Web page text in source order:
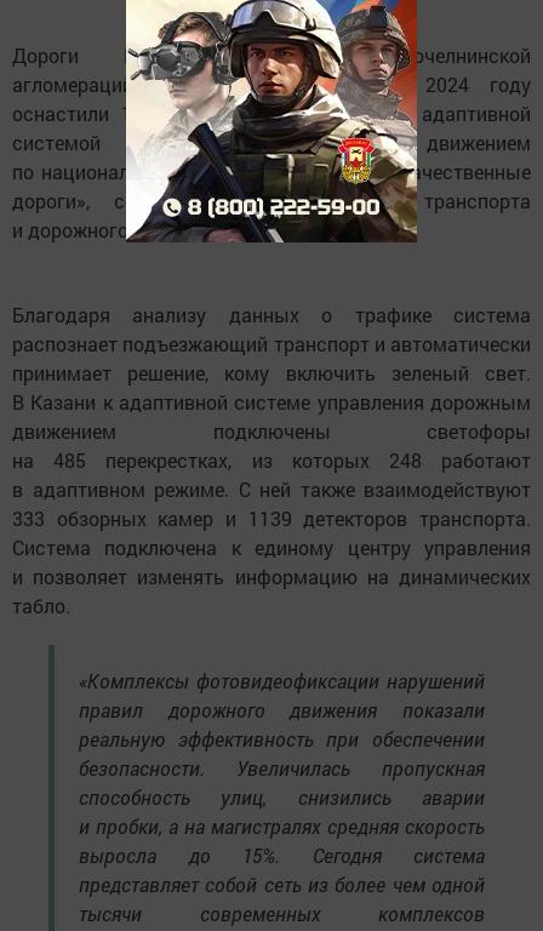
Дороги Казанской и Набережночелнинской
агломераций Республики Татарстан в 2024 году
оснастили 19 «умными» светофорами с адаптивной
системой управления дорожным движением
по национальному проекту «Безопасные качественные
дороги», сообщили в Министерстве транспорта
и дорожного хозяйства региона.
Благодаря анализу данных о трафике система
распознает подъезжающий транспорт и автоматически
принимает решение, кому включить зеленый свет.
В Казани к адаптивной системе управления дорожным
движением подключены светофоры
на 485 перекрестках, из которых 248 работают
в адаптивном режиме. С ней также взаимодействуют
333 обзорных камер и 1139 детекторов транспорта.
Система подключена к единому центру управления
и позволяет изменять информацию на динамических
табло.
«Комплексы фотовидеофиксации нарушений
правил дорожного движения показали
реальную эффективность при обеспечении
безопасности. Увеличилась пропускная
способность улиц, снизились аварии
и пробки, а на магистралях средняя скорость
выросла до 15%. Сегодня система
представляет собой сеть из более чем одной
тысячи современных комплексов